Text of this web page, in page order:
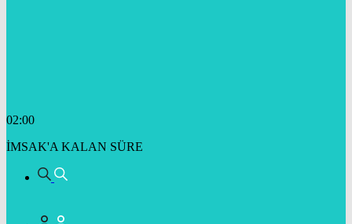
02:00
İMSAK'A KALAN SÜRE